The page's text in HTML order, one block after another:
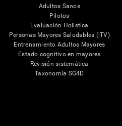
Adultos Sanos
Pilotos
Evaluación Holistica
Personas Mayores Saludables (iTV)
Entrenamiento Adultos Mayores
Estado cognitivo en mayores
Revisión sistemática
Taxonomía SG4D